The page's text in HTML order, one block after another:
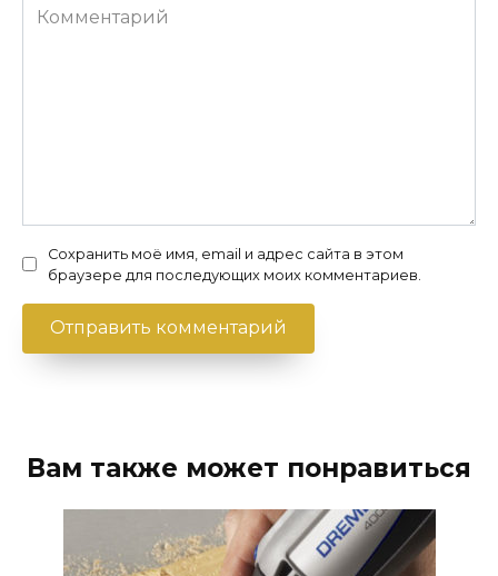
Комментарий
Сохранить моё имя, email и адрес сайта в этом
браузере для последующих моих комментариев.
Вам также может понравиться